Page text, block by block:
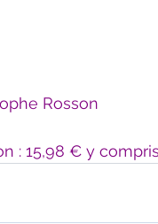
Rosson
: 15,98 € y